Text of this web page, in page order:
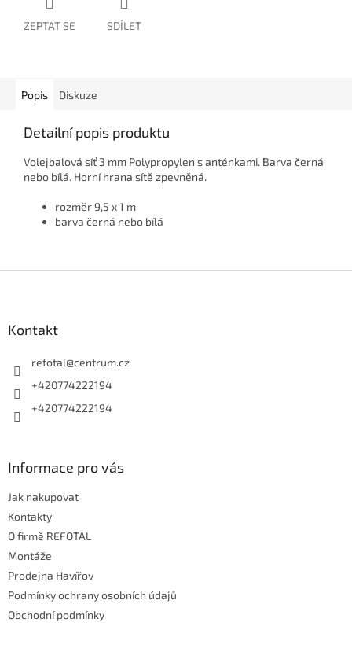
ZEPTAT SE SDÍLET
Popis Diskuze
Detailní popis produktu
Volejbalová síť 3 mm Polypropylen s anténkami. Barva černá
nebo bílá. Horní hrana sítě zpevněná.
rozměr 9,5 x 1 m
barva černá nebo bílá
Kontakt
refotal@centrum.cz
+420774222194
+420774222194
Informace pro vás
Jak nakupovat
Kontakty
O firmě REFOTAL
Montáže
Prodejna Havířov
Podmínky ochrany osobních údajů
Obchodní podmínky